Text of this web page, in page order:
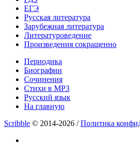
ЕГЭ
Русская литература
Зарубежная литература
Литературоведение
Произведения сокращенно
Периодика
Биографии
Сочинения
Стихи в MP3
Русский язык
На главную
Scribble © 2014-2026 /Политика